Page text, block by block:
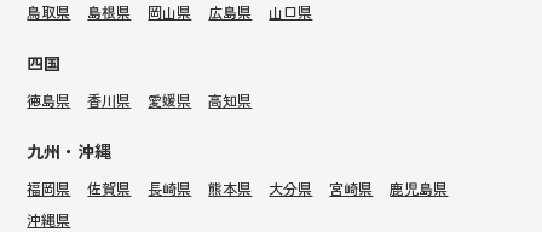
鳥取県 島根県 岡山県 広島県 山口県
四国
徳島県 香川県 愛媛県 高知県
九州・沖縄
福岡県 佐賀県 長崎県 熊本県 大分県 宮崎県
鹿児島県
沖縄県